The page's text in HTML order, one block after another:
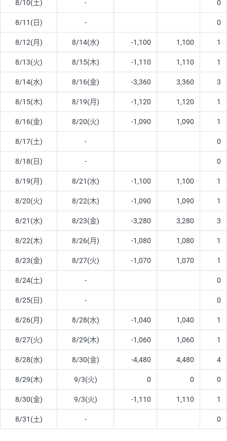
8/10(土) - 0
8/11(日) - 0
8/12(月) 8/14(水) -1,100 1,100 1
8/13(火) 8/15(木) -1,110 1,110 1
8/14(水) 8/16(金) -3,360 3,360 3
8/15(木) 8/19(月) -1,120 1,120 1
8/16(金) 8/20(火) -1,090 1,090 1
8/17(土) - 0
8/18(日) - 0
8/19(月) 8/21(水) -1,100 1,100 1
8/20(火) 8/22(木) -1,090 1,090 1
8/21(水) 8/23(金) -3,280 3,280 3
8/22(木) 8/26(月) -1,080 1,080 1
8/23(金) 8/27(火) -1,070 1,070 1
8/24(土) - 0
8/25(日) - 0
8/26(月) 8/28(水) -1,040 1,040 1
8/27(火) 8/29(木) -1,060 1,060 1
8/28(水) 8/30(金) -4,480 4,480 4
8/29(木) 9/3(火) 0 0 0
8/30(金) 9/3(火) -1,110 1,110 1
8/31(土) - 0